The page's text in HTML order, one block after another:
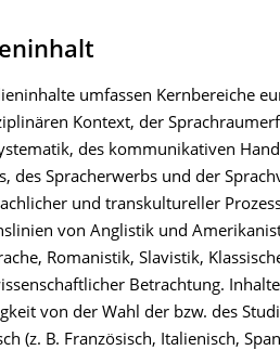
umfassen Kernbereiche
Kontext, der
des kommunikativen
des Spracherwerbs und der
und transkultureller
von Anglistik und
Romanistik, Slavistik,
Betrachtung.
von der Wahl der bzw. des
(z. B. Französisch, Italienisch,